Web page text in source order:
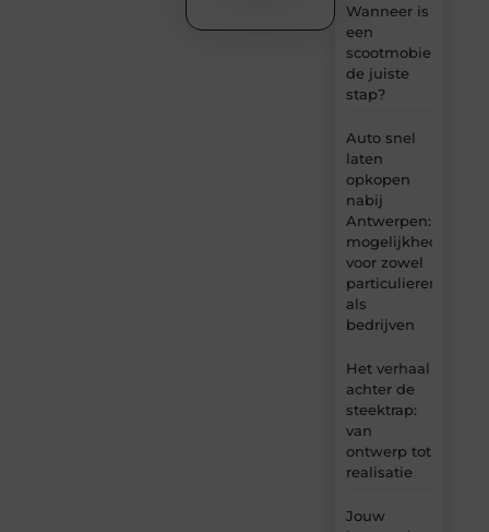
Wanneer is
een
scootmobiel
de juiste
stap?
Auto snel
laten
opkopen
nabij
Antwerpen:
mogelijkheden
voor zowel
particulieren
als
bedrijven
Het verhaal
achter de
steektrap:
van
ontwerp tot
realisatie
Jouw